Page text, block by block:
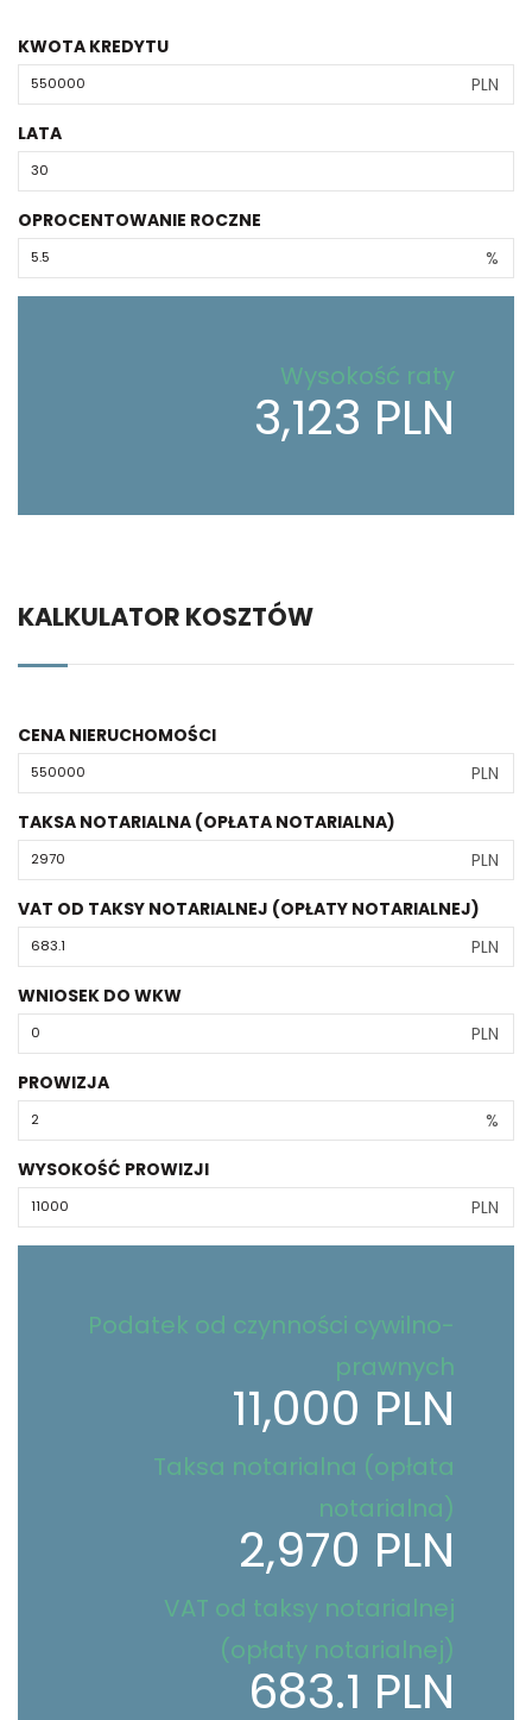
KWOTA KREDYTU
PLN
LATA
OPROCENTOWANIE ROCZNE
%
Wysokość raty
3,123 PLN
KALKULATOR KOSZTÓW
CENA NIERUCHOMOŚCI
PLN
TAKSA NOTARIALNA (OPŁATA NOTARIALNA)
PLN
VAT OD TAKSY NOTARIALNEJ (OPŁATY NOTARIALNEJ)
PLN
WNIOSEK DO WKW
PLN
PROWIZJA
%
WYSOKOŚĆ PROWIZJI
PLN
Podatek od czynności cywilno-
prawnych
11,000 PLN
Taksa notarialna (opłata
notarialna)
2,970 PLN
VAT od taksy notarialnej
(opłaty notarialnej)
683.1 PLN